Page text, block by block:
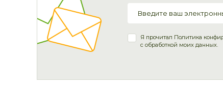
Я прочитал Политика
с обработкой моих данных.